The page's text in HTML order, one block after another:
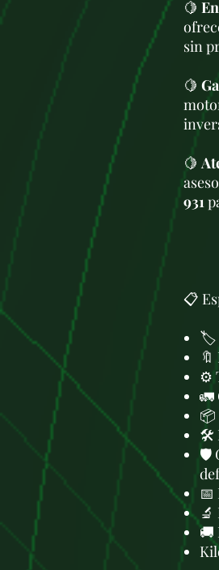
🍋
sin
🍋
🍋
931
📋
🏷️
⚙️
🚛
📦
🛠
🛡️
🚚